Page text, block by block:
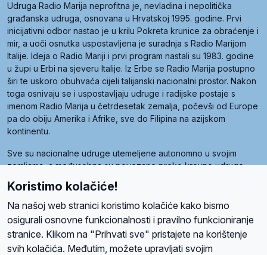
Udruga Radio Marija neprofitna je, nevladina i nepolitička
građanska udruga, osnovana u Hrvatskoj 1995. godine. Prvi
inicijativni odbor nastao je u krilu Pokreta krunice za obraćenje i
mir, a uoči osnutka uspostavljena je suradnja s Radio Marijom
Italije. Ideja o Radio Mariji i prvi program nastali su 1983. godine
u župi u Erbi na sjeveru Italije. Iz Erbe se Radio Marija postupno
širi te uskoro obuhvaća cijeli talijanski nacionalni prostor. Nakon
toga osnivaju se i uspostavljaju udruge i radijske postaje s
imenom Radio Marija u četrdesetak zemalja, počevši od Europe
pa do obiju Amerika i Afrike, sve do Filipina na azijskom
kontinentu.
Sve su nacionalne udruge utemeljene autonomno u svojim
zemljama, a međusobna su povezane preko krovne udruge
pod nazivom Svjetska obitelj Radio Marije (World Family of
Radio Maria). Svjetsku obitelj utemeljilo je sedam članica, među
kojima je i hrvatska Udruga Radio Marija.
Koristimo kolačiće!
Na našoj web stranici koristimo kolačiće kako bismo
osigurali osnovne funkcionalnosti i pravilno funkcioniranje
stranice. Klikom na "Prihvati sve" pristajete na korištenje
svih kolačića. Međutim, možete upravljati svojim